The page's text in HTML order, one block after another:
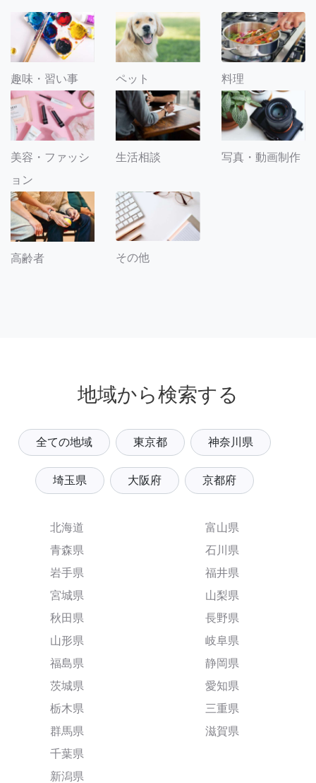
趣味・習い事 ペット 料理
美容・ファッシ
ョン
生活相談 写真・動画制作
高齢者 その他
地域から検索する
全ての地域 東京都 神奈川県
埼玉県 大阪府 京都府
北海道
青森県
岩手県
宮城県
秋田県
山形県
福島県
茨城県
栃木県
群馬県
千葉県
新潟県
富山県
石川県
福井県
山梨県
長野県
岐阜県
静岡県
愛知県
三重県
滋賀県